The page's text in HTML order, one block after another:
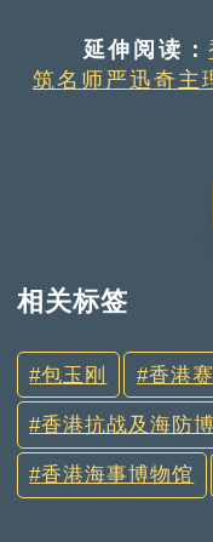
延伸阅读：
筑名师严迅奇主
相关标签
包玉刚 香港
香港抗战及海防
香港海事博物馆